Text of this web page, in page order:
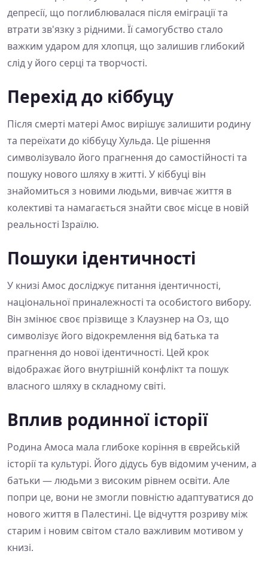
депресії, що поглиблювалася після еміграції та
втрати зв'язку з рідними. Її самогубство стало
важким ударом для хлопця, що залишив глибокий
слід у його серці та творчості.
Перехід до кіббуцу
Після смерті матері Амос вирішує залишити родину
та переїхати до кіббуцу Хульда. Це рішення
символізувало його прагнення до самостійності та
пошуку нового шляху в житті. У кіббуці він
знайомиться з новими людьми, вивчає життя в
колективі та намагається знайти своє місце в новій
реальності Ізраїлю.
Пошуки ідентичності
У книзі Амос досліджує питання ідентичності,
національної приналежності та особистого вибору.
Він змінює своє прізвище з Клаузнер на Оз, що
символізує його відокремлення від батька та
прагнення до нової ідентичності. Цей крок
відображає його внутрішній конфлікт та пошук
власного шляху в складному світі.
Вплив родинної історії
Родина Амоса мала глибоке коріння в єврейській
історії та культурі. Його дідусь був відомим ученим, а
батьки — людьми з високим рівнем освіти. Але
попри це, вони не змогли повністю адаптуватися до
нового життя в Палестині. Це відчуття розриву між
старим і новим світом стало важливим мотивом у
книзі.